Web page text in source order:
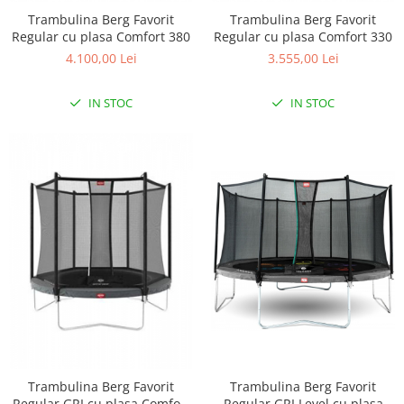
Lenjerie patuturi tineret
Baldachin patut
Perne copii si mamici
Bariere de protectie pat
Porti de siguranta
Sac de dormit copii
Fotolii copii
Leagane & balansoare & sezlonguri
Lampi de veghe
Trambulina Berg Favorit
Regular cu plasa Comfort 380
4.100,00 Lei
IN STOC
Trambulina Berg Favorit
Regular cu plasa Comfort 330
3.555,00 Lei
IN STOC
Trambulina Berg Favorit
Trambulina Berg Favorit